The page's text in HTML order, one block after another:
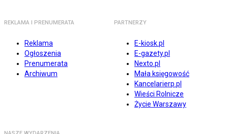
REKLAMA I PRENUMERATA
Reklama
Ogłoszenia
Prenumerata
Archiwum
PARTNERZY
E-kiosk.pl
E-gazety.pl
Nexto.pl
Mała księgowość
Kancelarierp.pl
Wieści Rolnicze
Życie Warszawy